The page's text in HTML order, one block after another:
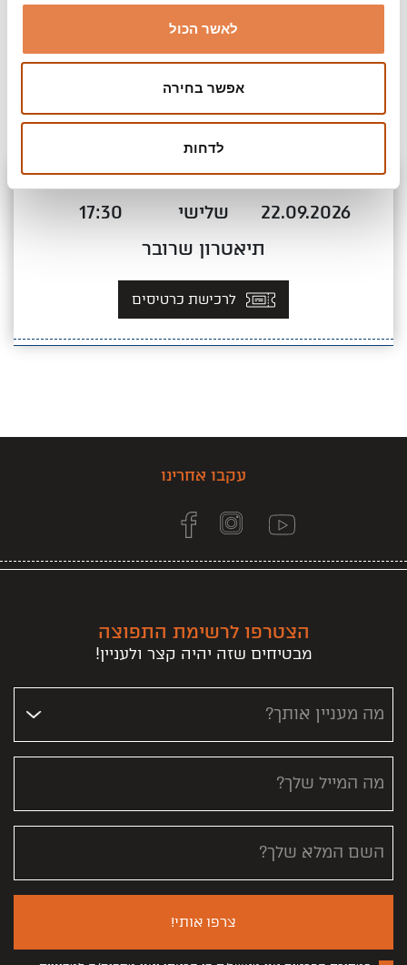
לאשר הכול
אפשר בחירה
לדחות
22.09.2026 שלישי
17:30
תיאטרון שרובר
לרכישת כרטיסים
עקבו אחרינו
הצטרפו לרשימת התפוצה
מבטיחים שזה יהיה קצר ולעניין!
מה מעניין אותך?
מה המייל שלך?
השם המלא שלך?
צרפו אותי!